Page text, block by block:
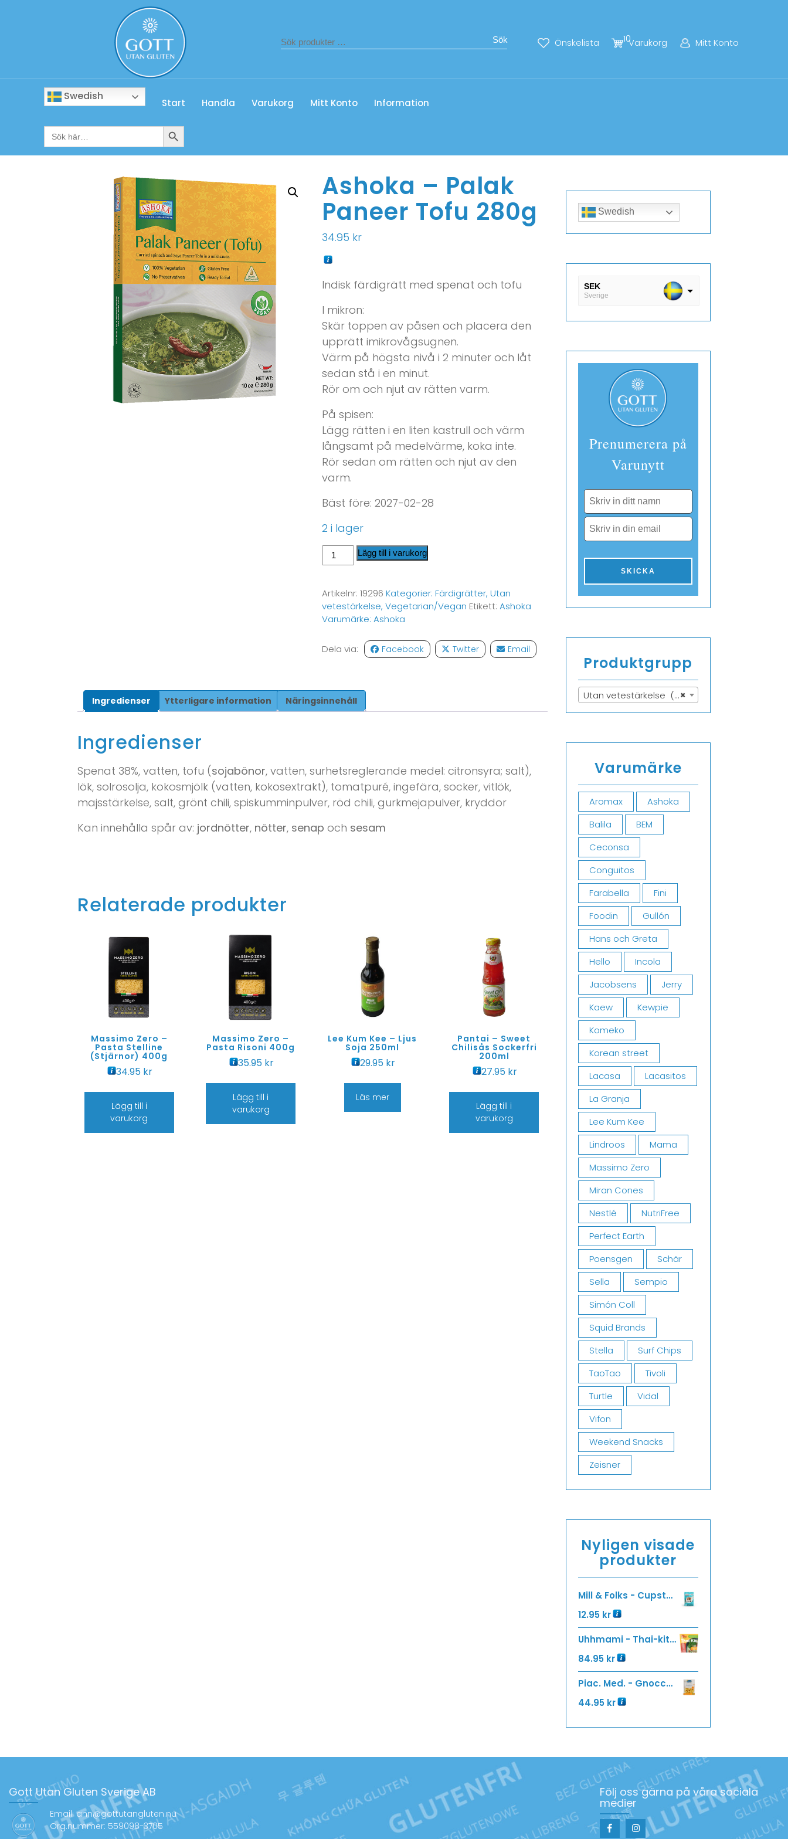
Sök Önskelista Varukorg
10 Mitt Konto
Swedish
Start Handla Varukorg Mitt Konto Information
Sök
efter:
Sökknapp
Ashoka – Palak
Paneer Tofu 280g
34.95 kr
Indisk färdigrätt med spenat och tofu
I mikron:
Skär toppen av påsen och placera den
upprätt imikrovågsugnen.
Värm på högsta nivå i 2 minuter och låt
sedan stå i en minut.
Rör om och njut av rätten varm.
På spisen:
Lägg rätten i en liten kastrull och värm
långsamt på medelvärme, koka inte.
Rör sedan om rätten och njut av den
varm.
Bäst före: 2027-02-28
2 i lager
Lägg till i varukorg
Artikelnr:19296 Kategorier:Färdigrätter,Utan
vetestärkelse,Vegetarian/Vegan Etikett:Ashoka
Varumärke:Ashoka
Dela via: Facebook Twitter Email
Ingredienser Ytterligare information Näringsinnehåll
Ingredienser
Spenat 38%, vatten, tofu (sojabönor, vatten, surhetsreglerande medel: citronsyra; salt),
lök, solrosolja, kokosmjölk (vatten, kokosextrakt), tomatpuré, ingefära, socker, vitlök,
majsstärkelse, salt, grönt chili, spiskumminpulver, röd chili, gurkmejapulver, kryddor
Kan innehålla spår av: jordnötter, nötter, senap och sesam
Relaterade produkter
Massimo Zero –
Pasta Stelline
(Stjärnor) 400g
34.95 kr
Lägg till i
varukorg
Massimo Zero –
Pasta Risoni 400g
35.95 kr
Lägg till i
varukorg
Lee Kum Kee – Ljus
Soja 250ml
29.95 kr
Läs mer
Pantai – Sweet
Chilisås Sockerfri
200ml
27.95 kr
Lägg till i
varukorg
Swedish
SEK
Sverige
EUR
Prenumerera på
Varunytt
Produktgrupp
×
Utan vetestärkelse (418)
Varumärke
Aromax
Ashoka
Balila
BEM
Ceconsa
Conguitos
Farabella
Fini
Foodin
Gullón
Hans och Greta
Hello
Incola
Jacobsens
Jerry
Kaew
Kewpie
Komeko
Korean street
Lacasa
Lacasitos
La Granja
Lee Kum Kee
Lindroos
Mama
Massimo Zero
Miran Cones
Nestlé
NutriFree
Perfect Earth
Poensgen
Schär
Sella
Sempio
Simón Coll
Squid Brands
Stella
Surf Chips
TaoTao
Tivoli
Turtle
Vidal
Vifon
Weekend Snacks
Zeisner
Nyligen visade
produkter
Mill & Folks - Cupster Fisherman´s Soup 15g
12.95 kr
Uhhmami - Thai-kit 80g
84.95 kr
Piac. Med. - Gnocchi med pumpa 400g (2x200g)
44.95 kr
Gott Utan Gluten Sverige AB
Email: ann@gottutangluten.nu
Org.nummer: 559098-3705
Följ oss gärna på våra sociala
medier